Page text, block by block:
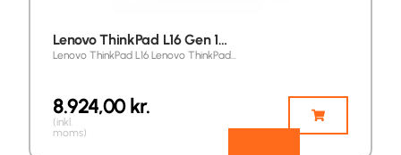
Lenovo ThinkPad L16 Gen 1…
Lenovo ThinkPad L16 Lenovo ThinkPad…
8.924,00kr.
(inkl.
moms)